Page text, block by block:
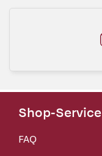
Shop-Service
FAQ